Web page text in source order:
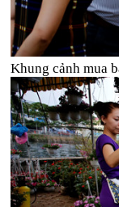
Khung cảnh mua